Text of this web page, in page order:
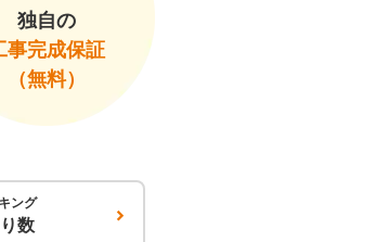
独自の
事完成保証
（無料）
ング
数